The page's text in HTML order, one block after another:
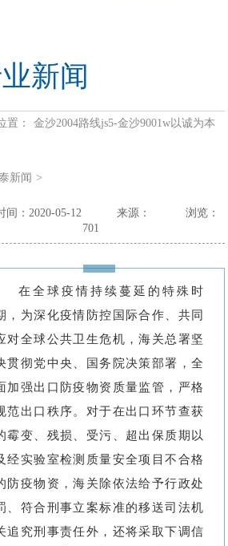
新闻
置： 金沙2004路线js5-金沙9001w以诚为本
新闻 >
间：2020-05-12 来源：
浏览：
701
在全球疫情持续蔓延的特殊时
，为深化疫情防控国际合作、共同
对全球公共卫生危机，海关总署坚
贯彻党中央、国务院决策部署，全
加强出口防疫物资质量监管，严格
范出口秩序。对于在出口环节查获
霉变、残损、受污、超出保质期以
经实验室检测质量安全项目不合格
防疫物资，海关除依法给予行政处
、符合刑事立案标准的移送司法机
追究刑事责任外，还将采取下调信